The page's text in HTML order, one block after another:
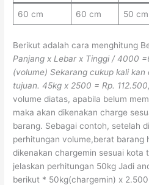
60 cm 60 cm 50 cm
Berikut adalah cara menghitung
Panjang x Lebar x Tinggi / 4000
(volume) Sekarang cukup kali
tujuan. 45kg x 2500 = Rp.
volume diatas, apabila belum
maka akan dikenakan charge
barang. Sebagai contoh, setelah
perhitungan volume,berat barang
dikenakan chargemin sesuai kota
jelaskan perhitungan 50kg Jadi
berikut * 50kg(chargemin) x